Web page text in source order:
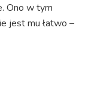
Ono w tym
jest mu łatwo –